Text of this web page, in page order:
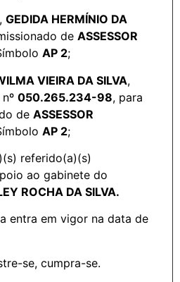
, GEDIDA HERMÍNIO DA
de ASSESSOR
AP 2;
VIEIRA DA SILVA,
050.265.234-98, para
de ASSESSOR
AP 2;
referido(a)(s)
ao gabinete do
ROCHA DA SILVA.
entra em vigor na data de
se, cumpra-se.